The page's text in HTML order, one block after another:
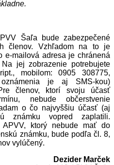
Šaľa bude zabezpečené
členov. Vzhľadom na to je
e-mailová adresa je chránená
jej zobrazenie potrebujete
, mobilom: 0905 308775,
je aj SMS-kou)
členov, ktorí svoju účasť
nebude občerstvenie
o čo najvyššiu účasť (aj
vopred zaplatili.
ktorý nebude mať do
známku, bude podľa čl. 8,
vylúčený.
Dezider Marček